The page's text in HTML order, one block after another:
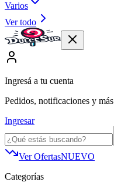
Varios
Ver todo
Ingresá a tu cuenta
Pedidos, notificaciones y más
Ingresar
Ver OfertasNUEVO
Categorías